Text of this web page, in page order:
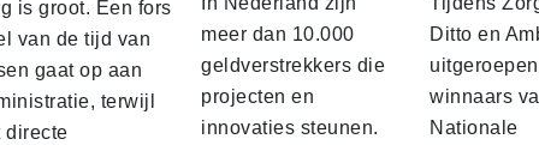
is groot. Een fors
van de tijd van
gaat op aan
terwijl
directe
meer dan 10.000
geldverstrekkers die
projecten en
innovaties steunen.
Ditto en
winnaars
Nationale